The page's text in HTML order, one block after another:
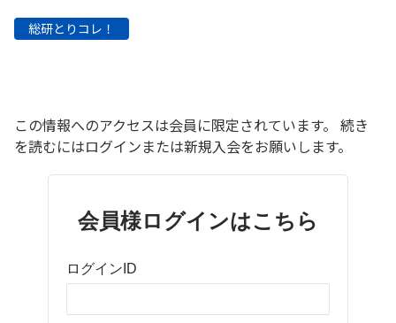
お問い合わせ
総研とりコレ！
この情報へのアクセスは会員に限定されています。 続き
を読むにはログインまたは新規入会をお願いします。
会員様ログインはこちら
ログインID